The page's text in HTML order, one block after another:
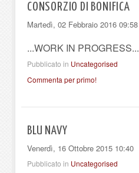
CONSORZIO DI BONIFICA
Martedì, 02 Febbraio 2016 09:58
...WORK IN PROGRESS...
Pubblicato in Uncategorised
Commenta per primo!
BLU NAVY
Venerdì, 16 Ottobre 2015 10:40
Pubblicato in Uncategorised